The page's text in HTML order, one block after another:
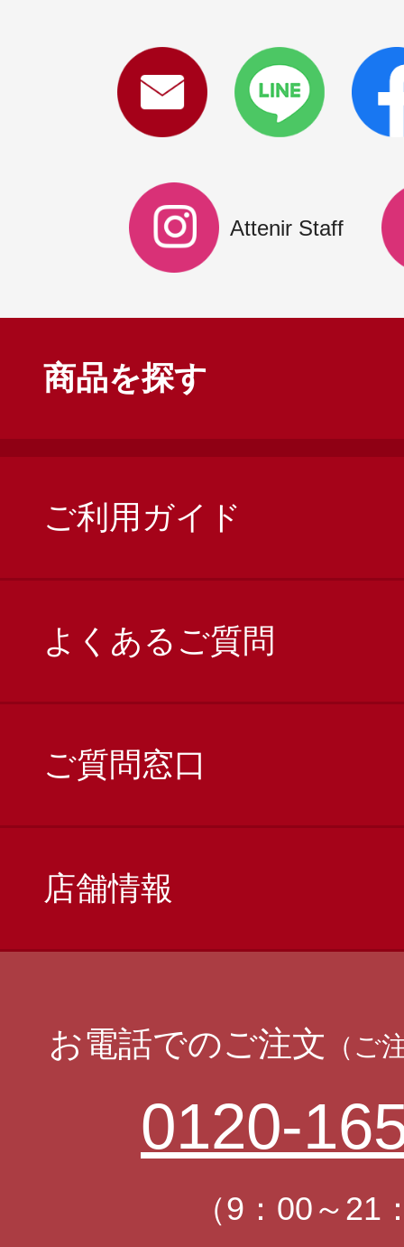
Attenir Staff
商品を探す
ご利用ガイド
よくあるご質問
ご質問窓口
店舗情報
お電話でのご注文 （ご
0120-
（9：00～21